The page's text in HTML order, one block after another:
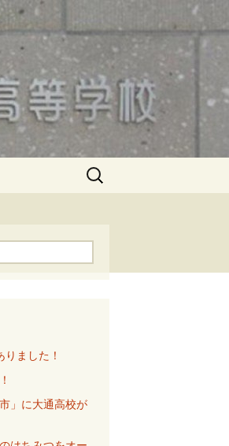
検
索:
りました！
」に大通高校が